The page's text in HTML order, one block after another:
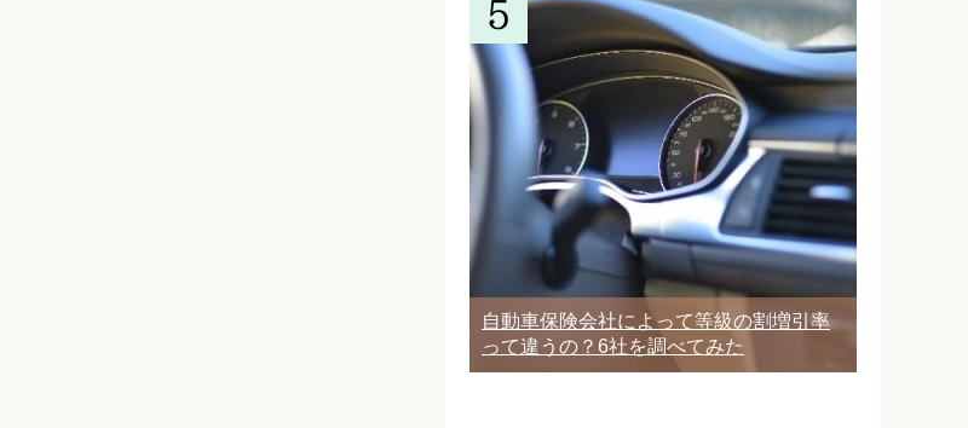
自動車保険会社によって等級の割増引率
って違うの？6社を調べてみた